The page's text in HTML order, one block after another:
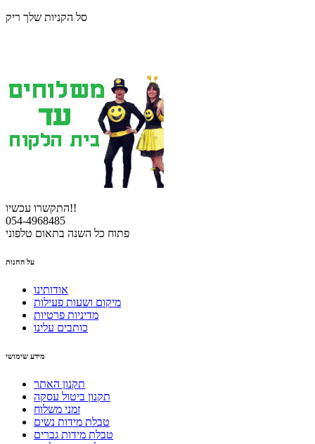
סל הקניות שלך ריק
התקשרו עכשיו!!
054-4968485
פתוח כל השנה בתאום טלפוני
על החנות
אודותינו
מיקום ושעות פעילות
מדיניות פרטיות
כותבים עלינו
מידע שימושי
תקנון האתר
תקנון ביטול עסקה
זמני משלוח
טבלת מידות נשים
טבלת מידות גברים